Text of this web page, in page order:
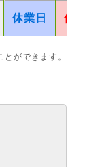
休業日 休業日
ができます。